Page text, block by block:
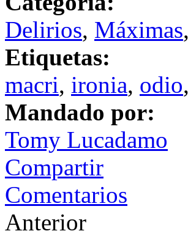
Delirios, Máximas,
Etiquetas:
macri, ironia, odio,
Mandado por:
Tomy Lucadamo
Compartir
Comentarios
Anterior